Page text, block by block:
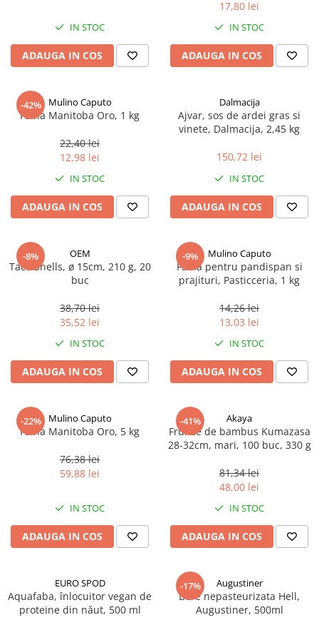
Sare de mare din Marea Nordului
Sare de mare din Oceanele Pacific
si Indian
Portugalia
Sare de roca
Sare speciala
Terine si placinte
Uleiuri speciale/presate la rece
Ulei de masline extravirgin
Ulei Gewurzgarten
Ulei Huilerie Beaujolaise
Ulei Huileries du Berry
Uleiuri aromatizate
Ulei Wiberg Gastro
Prajitore paine
Gratare
IN STOC
ADAUGA IN COS
17,80 lei
IN STOC
ADAUGA IN COS
-42% Mulino Caputo
Faina Manitoba Oro, 1 kg
22,40 lei
12,98 lei
IN STOC
ADAUGA IN COS
Dalmacija
Ajvar, sos de ardei gras si
vinete, Dalmacija, 2,45 kg
150,72 lei
IN STOC
ADAUGA IN COS
-8% OEM
Taco Shells, ø 15cm, 210 g, 20
buc
38,70 lei
35,52 lei
IN STOC
ADAUGA IN COS
-9% Mulino Caputo
Faina pentru pandispan si
prajituri, Pasticceria, 1 kg
14,26 lei
13,03 lei
IN STOC
ADAUGA IN COS
-22% Mulino Caputo
Faina Manitoba Oro, 5 kg
76,38 lei
59,88 lei
IN STOC
ADAUGA IN COS
-41% Akaya
Frunze de bambus Kumazasa
28-32cm, mari, 100 buc, 330 g
81,34 lei
48,00 lei
IN STOC
ADAUGA IN COS
EURO SPOD
Aquafaba, înlocuitor vegan de
proteine ​​din năut, 500 ml
-17% Augustiner
Bere nepasteurizata Hell,
Augustiner, 500ml